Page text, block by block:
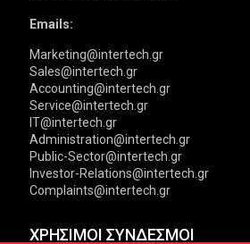
Emails:
Marketing@intertech.gr
Sales@intertech.gr
Accounting@intertech.gr
Service@intertech.gr
IT@intertech.gr
Administration@intertech.gr
Public-Sector@intertech.gr
Investor-Relations@intertech.gr
Complaints@intertech.gr
ΧΡΗΣΙΜΟΙ ΣΥΝΔΕΣΜΟΙ